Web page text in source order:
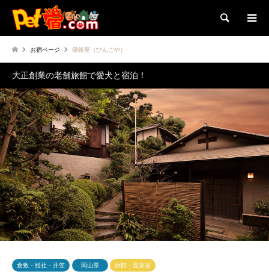
検索
お宿ページ 備後屋（びんごや）
大正創業の老舗旅館で愛犬と宿泊！
倉敷・総社・井笠 岡山県 旅館・温泉宿